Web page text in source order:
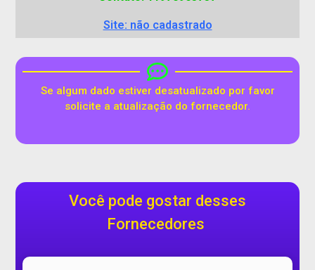
Site: não cadastrado
Se algum dado estiver desatualizado por favor
solicite a atualização do fornecedor.
Você pode gostar desses
Fornecedores